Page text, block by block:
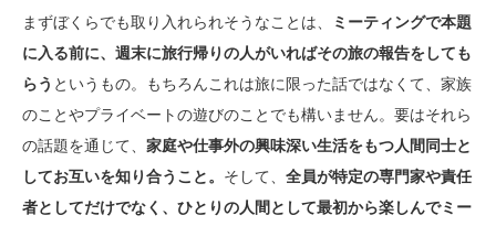
まずぼくらでも取り入れられそうなことは、
ミーティングで本題
に入る前に、週末に旅行帰りの人がいればその旅の報告をしても
らう というもの。もちろんこれは旅に限った話ではなくて、家族
のことやプライベートの遊びのことでも構いません。要はそれら
の話題を通じて、 家庭や仕事外の興味深い生活をもつ人間同士と
してお互いを知り合うこと。 そして、 全員が特定の専門家や責任
者としてだけでなく、ひとりの人間として最初から楽しんでミー